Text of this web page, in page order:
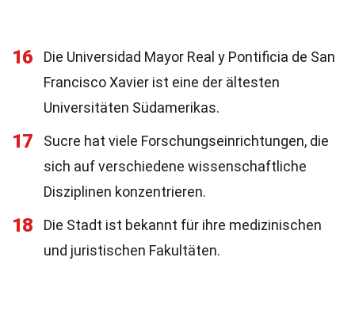
16
Die Universidad Mayor Real y Pontificia de San
Francisco Xavier ist eine der ältesten
Universitäten Südamerikas.
17
Sucre hat viele Forschungseinrichtungen, die
sich auf verschiedene wissenschaftliche
Disziplinen konzentrieren.
18
Die Stadt ist bekannt für ihre medizinischen
und juristischen Fakultäten.